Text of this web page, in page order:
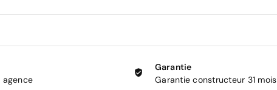
agence
Garantie
Garantie constructeur 31 mois